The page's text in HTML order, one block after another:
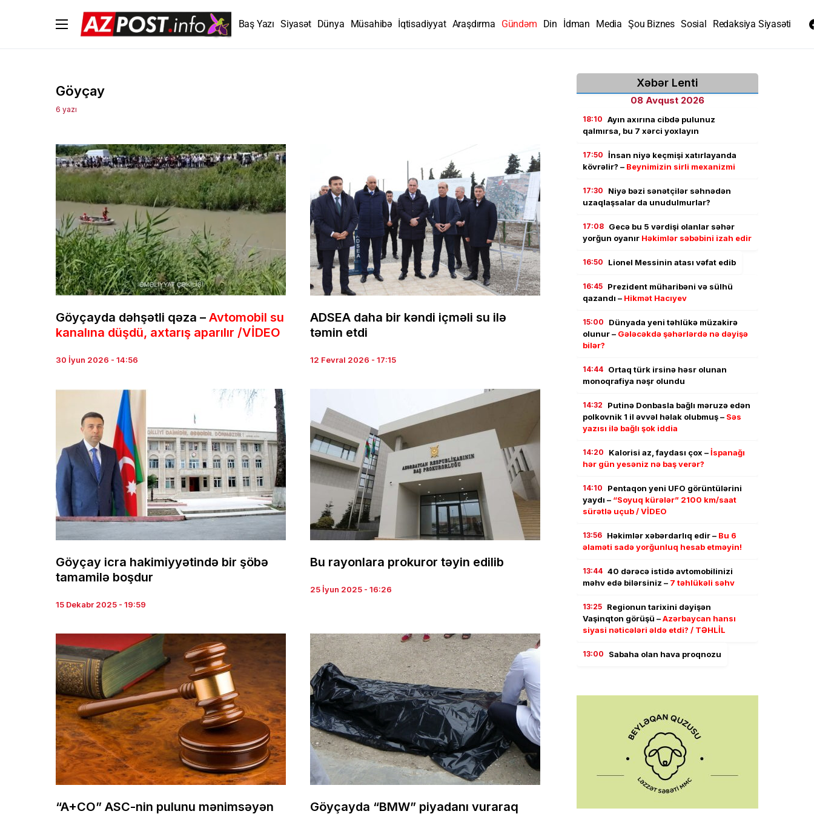
Baş Yazı Siyasət Dünya Müsahibə İqtisadiyyat Araşdırma Gündəm Din İdman Media Şou Biznes Sosial Redaksiya Siyasəti
Göyçay
6 yazı
Göyçayda dəhşətli qəza – Avtomobil su
kanalına düşdü, axtarış aparılır /VİDEO
30 İyun 2026 - 14:56
ADSEA daha bir kəndi içməli su ilə
təmin etdi
12 Fevral 2026 - 17:15
Göyçay icra hakimiyyətində bir şöbə
tamamilə boşdur
15 Dekabr 2025 - 19:59
Bu rayonlara prokuror təyin edilib
25 İyun 2025 - 16:26
“A+CO” ASC-nin pulunu mənimsəyən Göyçayda “BMW” piyadanı vuraraq
Xəbər Lenti
08 Avqust 2026
18:10 Ayın axırına cibdə pulunuz
qalmırsa, bu 7 xərci yoxlayın
17:50 İnsan niyə keçmişi xatırlayanda
kövrəlir? – Beynimizin sirli mexanizmi
17:30
Niyə bəzi sənətçilər səhnədən
uzaqlaşsalar da unudulmurlar?
17:08 Gecə bu 5 vərdişi olanlar səhər
yorğun oyanır Həkimlər səbəbini izah edir
16:50 Lionel Messinin atası vəfat edib
16:45 Prezident müharibəni və sülhü
qazandı – Hikmət Hacıyev
15:00
Dünyada yeni təhlükə müzakirə
olunur – Gələcəkdə şəhərlərdə nə dəyişə
bilər?
14:44 Ortaq türk irsinə həsr olunan
monoqrafiya nəşr olundu
14:32
Putinə Donbasla bağlı məruzə edən
polkovnik 1 il əvvəl həlak olubmuş – Səs
yazısı ilə bağlı şok iddia
14:20 Kalorisi az, faydası çox –İspanağı
hər gün yesəniz nə baş verər?
14:10
Pentaqon yeni UFO görüntülərini
yaydı – “Soyuq kürələr” 2100 km/saat
sürətlə uçub / VİDEO
13:56 Həkimlər xəbərdarlıq edir – Bu 6
əlaməti sadə yorğunluq hesab etməyin!
13:44 40 dərəcə istidə avtomobilinizi
məhv edə bilərsiniz – 7 təhlükəli səhv
13:25 Regionun tarixini dəyişən
Vaşinqton görüşü –Azərbaycan hansı
siyasi nəticələri əldə etdi? / TƏHLİL
13:00 Sabaha olan hava proqnozu